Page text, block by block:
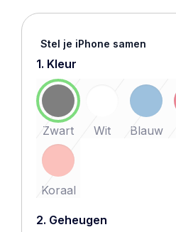
Stel je iPhone samen
1. Kleur
Zwart Wit Blauw
Koraal
2. Geheugen